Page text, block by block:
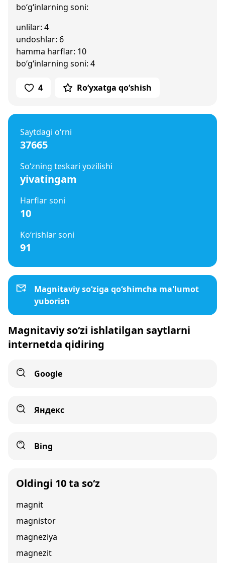
bo‘g‘inlarning soni:
unlilar: 4
undoshlar: 6
hamma harflar: 10
bo‘g‘inlarning soni: 4
4 Ro‘yxatga qo‘shish
Saytdagi o‘rni
37665
So‘zning teskari yozilishi
yivatingam
Harflar soni
10
Ko‘rishlar soni
91
Magnitaviy so‘ziga qo‘shimcha ma'lumot
yuborish
Magnitaviy so‘zi ishlatilgan saytlarni
internetda qidiring
Google
Яндекс
Bing
Oldingi 10 ta so‘z
magnit
magnistor
magneziya
magnezit